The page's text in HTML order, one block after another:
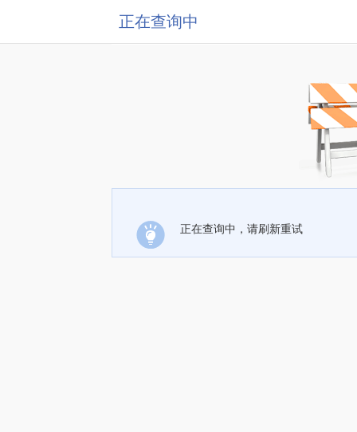
正在查询中
正在查询中，请刷新重试